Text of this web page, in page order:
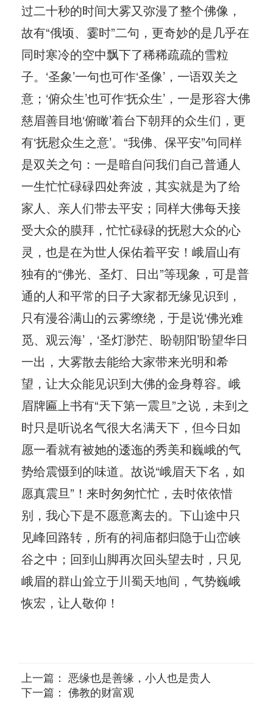
过二十秒的时间大雾又弥漫了整个佛像，
故有“俄顷、霎时”二句，更奇妙的是几乎在
同时寒冷的空中飘下了稀稀疏疏的雪粒
子。‘圣象’一句也可作‘圣像’，一语双关之
意；‘俯众生’也可作‘抚众生’，一是形容大佛
慈眉善目地‘俯瞰’着台下朝拜的众生们，更
有‘抚慰众生之意’。“我佛、保平安”句同样
是双关之句：一是暗自问我们自己普通人
一生忙忙碌碌四处奔波，其实就是为了给
家人、亲人们带去平安；同样大佛每天接
受大众的膜拜，忙忙碌碌的抚慰大众的心
灵，也是在为世人保佑着平安！峨眉山有
独有的“佛光、圣灯、日出”等现象，可是普
通的人和平常的日子大家都无缘见识到，
只有漫谷满山的云雾缭绕，于是说‘佛光难
觅、观云海’，‘圣灯渺茫、盼朝阳’盼望华日
一出，大雾散去能给大家带来光明和希
望，让大众能见识到大佛的金身尊容。峨
眉牌匾上书有“天下第一震旦”之说，未到之
时只是听说名气很大名满天下，但今日如
愿一看就有被她的逶迤的秀美和巍峨的气
势给震慑到的味道。故说“峨眉天下名，如
愿真震旦”！来时匆匆忙忙，去时依依惜
别，我心下是不愿意离去的。下山途中只
见峰回路转，所有的祠庙都归隐于山峦峡
谷之中；回到山脚再次回头望去时，只见
峨眉的群山耸立于川蜀天地间，气势巍峨
恢宏，让人敬仰！
上一篇： 恶缘也是善缘，小人也是贵人
下一篇： 佛教的财富观